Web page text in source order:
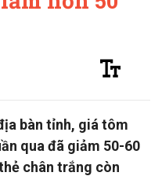
bàn tỉnh, giá tôm
qua đã giảm 50-60
chân trắng còn